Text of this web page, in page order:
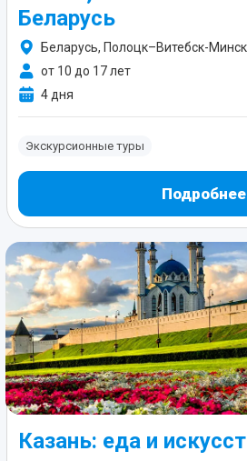
Беларусь
Беларусь, Полоцк–Витебск-
от 10 до 17 лет
4 дня
Экскурсионные туры
Подробнее
Казань: еда и